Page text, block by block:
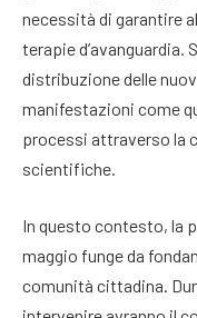
necessità di garantire
terapie d’avanguardia.
distribuzione delle
manifestazioni come
processi attraverso la
scientifiche.
In questo contesto, la
maggio funge da
comunità cittadina.